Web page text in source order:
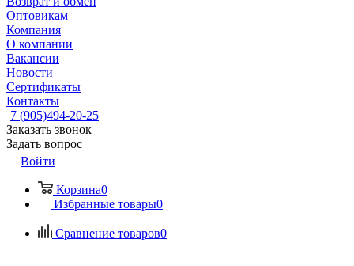
Оптовикам
Компания
О компании
Вакансии
Новости
Сертификаты
Контакты
7 (905)494-20-25
Заказать звонок
Задать вопрос
Войти
Корзина0
Избранные товары0
Сравнение товаров0